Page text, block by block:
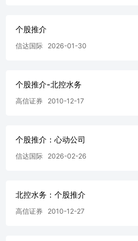
幣，現價相當於9.7倍的2026年預
均估值低約1個標準差。若然金屬
有關報告提及的證券及發行者的真
或間接的關係。 免責聲明 此報告
靠，但本公司並不對各有關分析
出保證，客戶或讀者不應完全依賴
準則。各項分析和資料更可能因香
招致之任何損失，概不承擔任何責
个股推介
信达国际 2026-01-30
个股推介-北控水务
高信证券 2010-12-17
个股推介：心动公司
信达国际 2026-02-26
北控水务：个股推介
高信证券 2010-12-27